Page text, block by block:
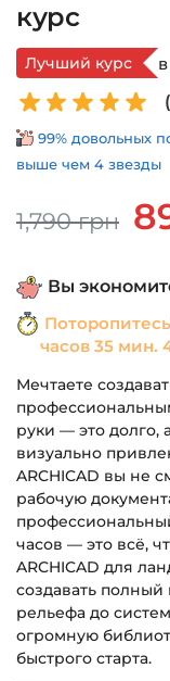
курс
Лучший курс в
(
99% довольных
выше чем 4 звезды
1,790грн
Вы
часов 35 мин.
Мечтаете
руки — это долго,
визуально
ARCHICAD вы не
рабочую
часов — это всё,
ARCHICAD для
создавать полный
рельефа до
огромную
быстрого старта.